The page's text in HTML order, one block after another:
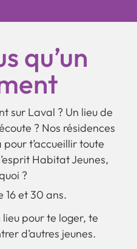
qu’un
sur Laval ? Un lieu de
? Nos résidences
t’accueillir toute
Habitat Jeunes,
?
16 et 30 ans.
lieu pour te loger, te
d’autres jeunes.